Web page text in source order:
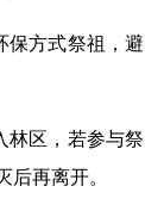
保方式祭祖，避
林区，若参与祭
再离开。